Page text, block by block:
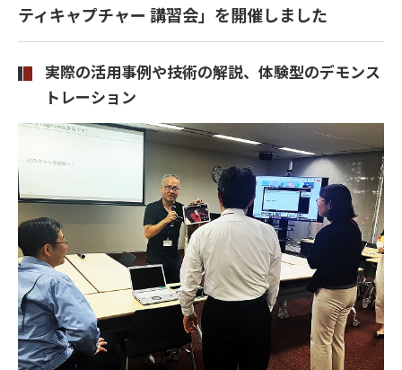
ティキャプチャー 講習会」を開催しました
実際の活用事例や技術の解説、体験型のデモンス
トレーション